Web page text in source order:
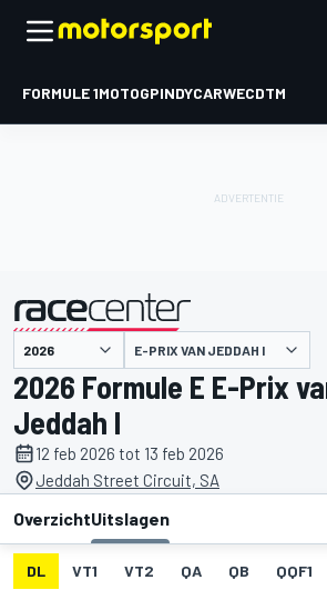
FORMULE 1MOTOGPINDYCARWECDTM
gepresenteerd door E-PRIX VAN JEDDAH I
2026 Formule E E-Prix
Jeddah I
12 feb 2026 tot 13 feb 2026
Jeddah Street Circuit, SA
OverzichtUitslagen
DL VT1 VT2 QA QB QQF1